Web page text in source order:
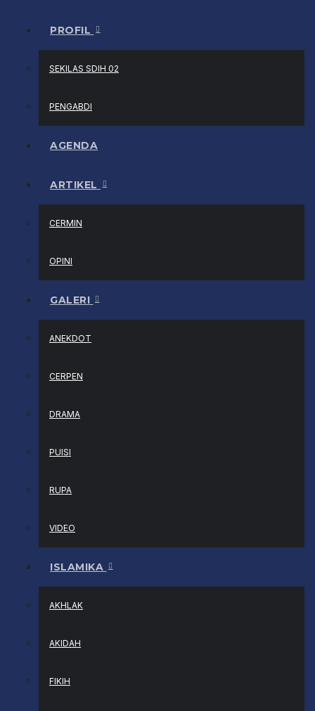
PROFIL
SEKILAS SDIH 02
PENGABDI
AGENDA
ARTIKEL
CERMIN
OPINI
GALERI
ANEKDOT
CERPEN
DRAMA
PUISI
RUPA
VIDEO
ISLAMIKA
AKHLAK
AKIDAH
FIKIH